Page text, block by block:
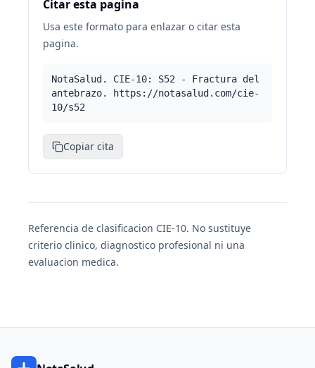
Citar esta pagina
Usa este formato para enlazar o citar esta
pagina.
NotaSalud. CIE-10: S52 - Fractura del
antebrazo. https://notasalud.com/cie-
10/s52
Copiar cita
Referencia de clasificacion CIE-10. No sustituye
criterio clinico, diagnostico profesional ni una
evaluacion medica.